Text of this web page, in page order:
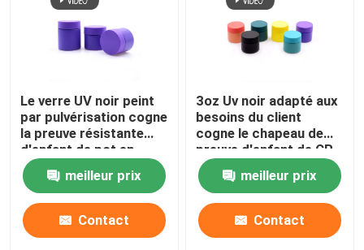
Le verre UV noir peint
par pulvérisation cogne
la preuve résistante
d'enfant de pot en
verre de chapeau du CR
4oz
meilleur prix
Contact
3oz Uv noir adapté aux
besoins du client
cogne le chapeau de
preuve d'enfant de CR
2oz 3oz 4 onces
bocaux en verre
meilleur prix
Contact